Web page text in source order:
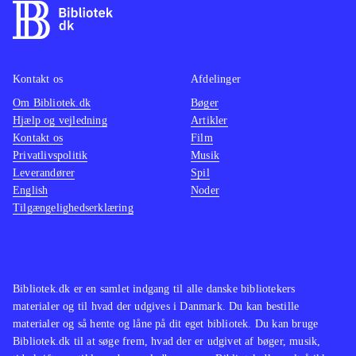
denne gang handler det om V2
raketter
et spil, der rent historie- og
gameplay-mæssigt er af de jævne.
Snigskytte-elementerne er
underholdende og er man til stealth
har spillet nogle kvaliteter. Men en
spilhistorisk begivenhed bliver det
næppe.
Bibliotek.dk er en samlet indgang til alle danske bibliotekers
materialer og til hvad der udgives i Danmark. Du kan bestille
materialer og så hente og låne på dit eget bibliotek. Du kan bruge
Bibliotek.dk til at søge frem, hvad der er udgivet af bøger, musik,
Kontakt os
Om Bibliotek.dk
Hjælp og vejledning
Kontakt os
Privatlivspolitik
Leverandører
English
Tilgængelighedserklæring
Afdelinger
Bøger
Artikler
Film
Musik
Spil
Noder